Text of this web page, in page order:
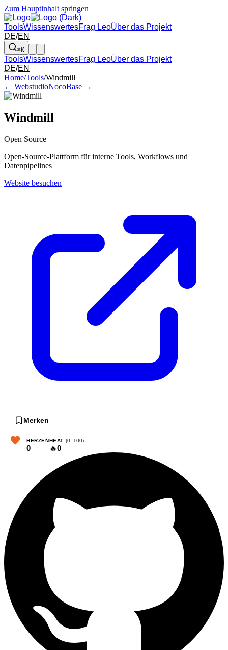
Zum Hauptinhalt springen
ToolsWissenswertesFrag LeoÜber das Projekt
DE/EN
⌘K
ToolsWissenswertesFrag LeoÜber das Projekt
DE/EN
Pfeil links und rechts: zum benachbarten Tool in der Übersicht
Home/Tools/Windmill
← WebstudioNocoBase →
Windmill
Open Source
Open-Source-Plattform für interne Tools, Workflows und
Datenpipelines
Website besuchen
Merken
HERZEN
0
HEAT (0–100)
🔥0